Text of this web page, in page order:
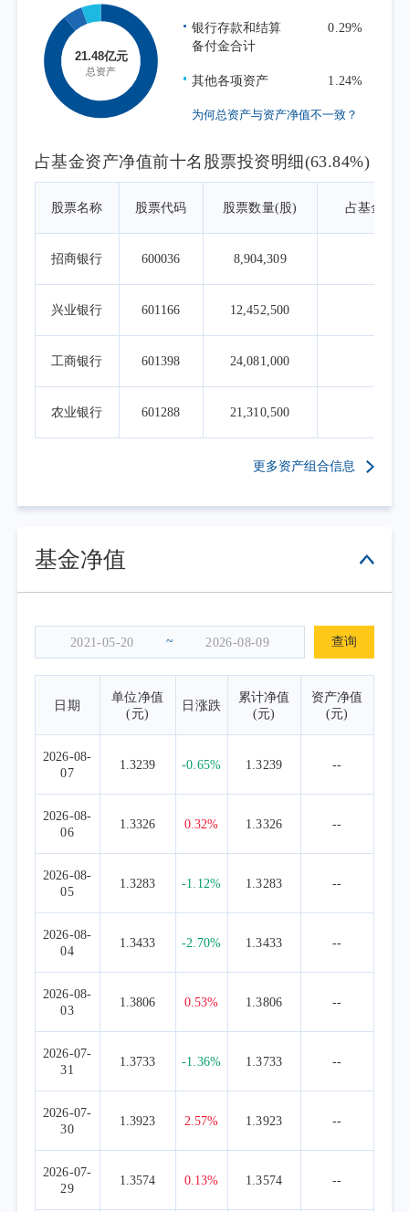
申赎变动时，应用指数复制和数量化技术降低
冲击成本和减少跟踪误差，力求跟踪误差最小
化。
银行存款和结算
备付金合计
0.29%
其他各项资产 1.24%
为何总资产与资产净值不一致？
占基金资产净值前十名股票投资明细(63.84%)
股票名称 股票代码 股票数量(股) 占基金资
招商银行 600036 8,904,309
兴业银行 601166 12,452,500
工商银行 601398 24,081,000
农业银行 601288 21,310,500
更多资产组合信息
基金净值
~ 查询
日期
单位净值
(元)
日涨跌
累计净值
(元)
资产净值
(元)
2026-08-
07
1.3239 -0.65% 1.3239 --
2026-08-
06
1.3326 0.32% 1.3326 --
2026-08-
05
1.3283 -1.12% 1.3283 --
2026-08-
04
1.3433 -2.70% 1.3433 --
2026-08-
03
1.3806 0.53% 1.3806 --
2026-07-
31
1.3733 -1.36% 1.3733 --
2026-07-
30
1.3923 2.57% 1.3923 --
2026-07-
29
1.3574 0.13% 1.3574 --